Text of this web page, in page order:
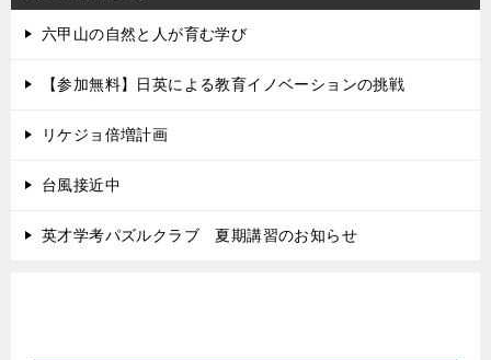
六甲山の自然と人が育む学び
【参加無料】日英による教育イノベーションの挑戦
リケジョ倍増計画
台風接近中
英才学考パズルクラブ 夏期講習のお知らせ